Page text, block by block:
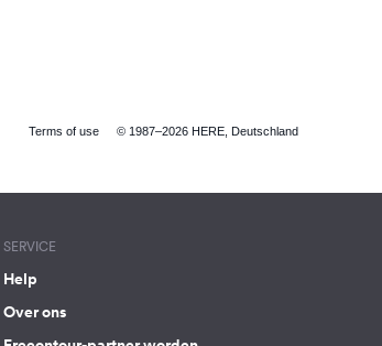
Terms of use © 1987–2026 HERE, Deutschland
SERVICE
Help
Over ons